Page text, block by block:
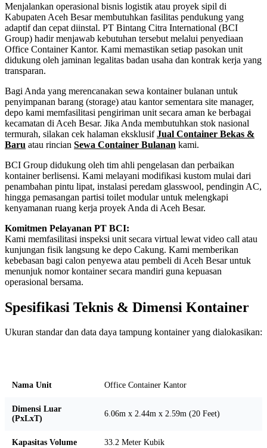
Menjalankan operasional bisnis logistik atau proyek sipil di
Kabupaten Aceh Besar membutuhkan fasilitas pendukung yang
adaptif dan cepat diinstal. PT Bintang Citra International (BCI
Group) hadir menjawab kebutuhan tersebut melalui penyediaan
Office Container Kantor. Kami memastikan setiap pasokan unit
didukung oleh jaminan legalitas badan usaha dan kontrak kerja yang
transparan.
Bagi Anda yang merencanakan sewa kontainer bulanan untuk
penyimpanan barang (storage) atau kantor sementara site manager,
depo kami memfasilitasi pengiriman unit secara aman ke berbagai
kecamatan di Aceh Besar. Jika Anda membutuhkan stok nasional
termurah, silakan cek halaman eksklusifJual Container Bekas &
Baru atau rincian Sewa Container Bulanan kami.
BCI Group didukung oleh tim ahli pengelasan dan perbaikan
kontainer berlisensi. Kami melayani modifikasi kustom mulai dari
penambahan pintu lipat, instalasi peredam glasswool, pendingin AC,
hingga pemasangan partisi toilet modular untuk melengkapi
kenyamanan ruang kerja proyek Anda di Aceh Besar.
Komitmen Pelayanan PT BCI:
Kami memfasilitasi inspeksi unit secara virtual lewat video call atau
kunjungan fisik langsung ke depo Cakung. Kami memberikan
kebebasan bagi calon penyewa atau pembeli di Aceh Besar untuk
menunjuk nomor kontainer secara mandiri guna kepuasan
operasional bersama.
Spesifikasi Teknis & Dimensi Kontainer
Ukuran standar dan data daya tampung kontainer yang dialokasikan:
Nama Unit Office Container Kantor
Dimensi Luar
(PxLxT)
6.06m x 2.44m x 2.59m (20 Feet)
Kapasitas Volume 33.2 Meter Kubik